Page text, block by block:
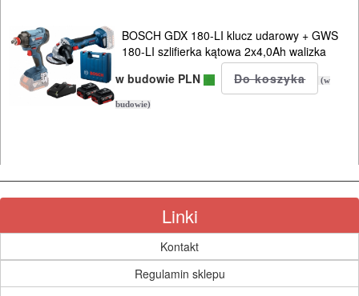
BOSCH GDX 180-LI klucz udarowy + GWS
180-LI szlifierka kątowa 2x4,0Ah walizka
w budowie PLN
(w
budowie)
Linki
Kontakt
Regulamin sklepu